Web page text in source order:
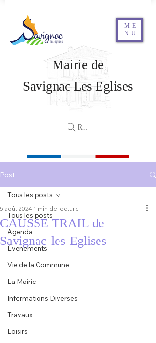
ME
NU
Savignac Les Eglises
Mairie de
Rechercher
Post
Tous les posts
Agenda
Évenements
Vie de la Commune
La Mairie
Informations Diverses
Travaux
Loisirs
Tous les posts
CAUSSE TRAIL de
Savignac-les-Eglises
5 août 2024 1 min de lecture